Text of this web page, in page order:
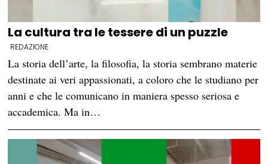
La cultura tra le tessere di un puzzle
REDAZIONE
La storia dell’arte, la filosofia, la storia sembrano materie
destinate ai veri appassionati, a coloro che le studiano per
anni e che le comunicano in maniera spesso seriosa e
accademica. Ma in…